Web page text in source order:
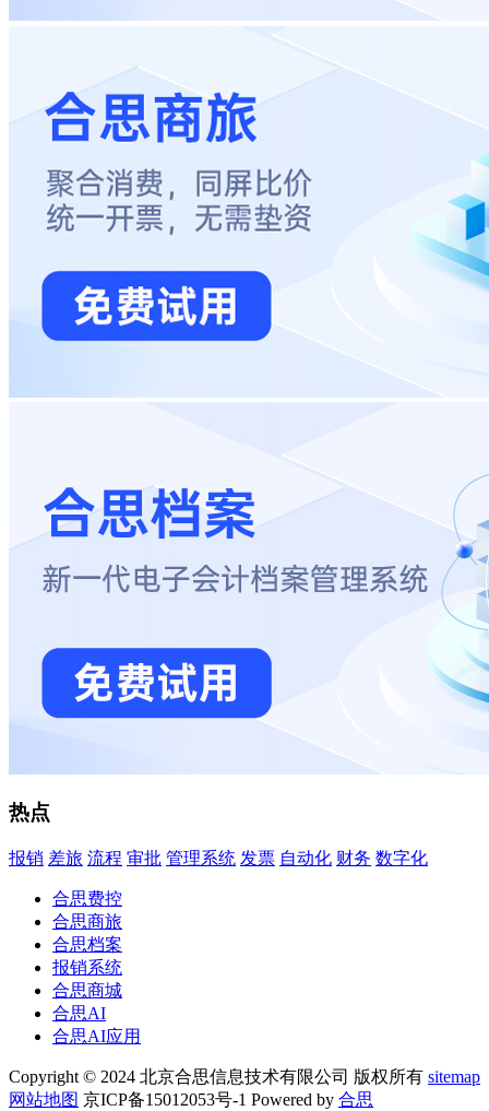
热点
报销 差旅 流程 审批 管理系统 发票 自动化 财务 数字化
合思费控
合思商旅
合思档案
报销系统
合思商城
合思AI
合思AI应用
Copyright © 2024 北京合思信息技术有限公司 版权所有 sitemap
网站地图 京ICP备15012053号-1 Powered by 合思